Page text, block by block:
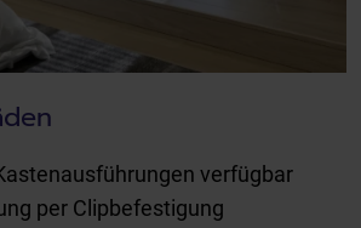
verfügbar
per Clipbefestigung